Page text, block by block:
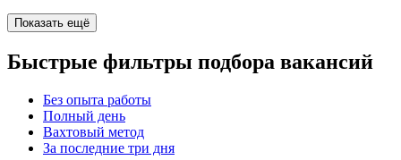
Показать ещё
Быстрые фильтры подбора вакансий
Без опыта работы
Полный день
Вахтовый метод
За последние три дня